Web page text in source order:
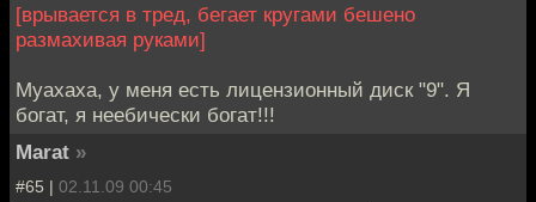
[врывается в тред, бегает кругами бешено
размахивая руками]
Муахаха, у меня есть лицензионный диск "9". Я
богат, я неебически богат!!!
Marat »
#65 | 02.11.09 00:45